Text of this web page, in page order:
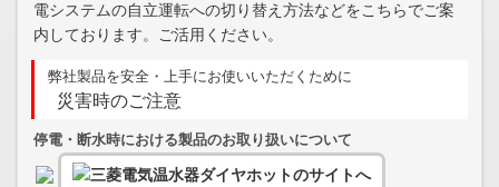
電システムの自立運転への切り替え方法などをこちらでご案
内しております。ご活用ください。
弊社製品を安全・上手にお使いいただくために
災害時のご注意
停電・断水時における製品のお取り扱いについて